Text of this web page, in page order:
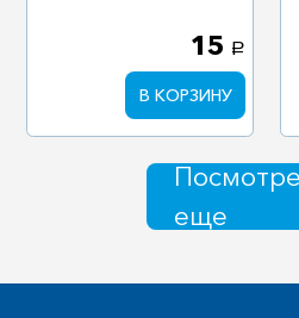
15 a
В КОРЗИНУ
еще